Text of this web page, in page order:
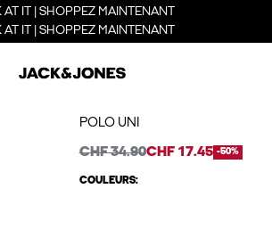
AT IT | SHOPPEZ MAINTENANT
AT IT | SHOPPEZ MAINTENANT
POLO UNI
CHF 34.90CHF 17.45 -50%
COULEURS: